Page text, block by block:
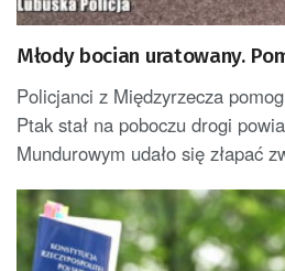
Młody bocian uratowany.
Policjanci z Międzyrzecza
Ptak stał na poboczu drogi
Mundurowym udało się złapać